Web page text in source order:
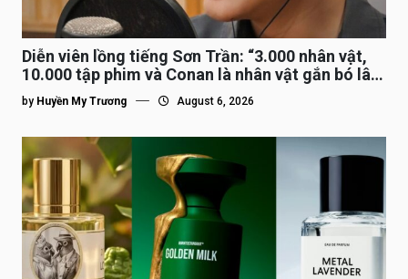
Diễn viên lồng tiếng Sơn Trần: “3.000 nhân vật,
10.000 tập phim và Conan là nhân vật gắn bó lâu
nhất”
by Huyền My Trương August 6, 2026